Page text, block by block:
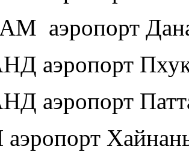
аэропорт
аэропорт
аэропорт